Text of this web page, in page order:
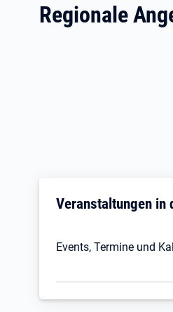
Regionale
Veranstaltungen in
Events, Termine und